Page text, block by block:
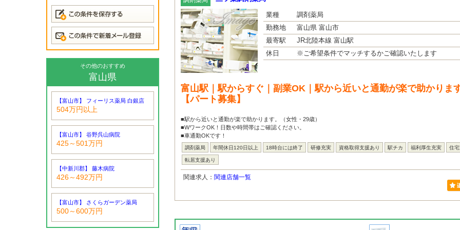
その他のおすすめ
富山県
【富山市】 フィーリス薬局 白銀店
504万円以上
【富山市】 谷野呉山病院
425～501万円
【中新川郡】 藤木病院
426～492万円
【富山市】 さくらガーデン薬局
500～600万円
業種
調剤薬局
勤務地
富山県 富山市
最寄駅
JR北陸本線 富山駅
休日
※ご希望条件でマッチするかご確認いたします
富山駅｜駅からすぐ｜副業OK｜駅から近いと通勤が楽で助かりま
【パート募集】
■駅から近いと通勤が楽で助かります。（女性・29歳）
■WワークOK！日数や時間帯はご確認ください。
■車通勤OKです！
調剤薬局 年間休日120日以上 18時台には終了 研修充実 資格取得支援あり 駅チカ 福利厚生充実 住
転居支援あり
関連求人： 関連店舗一覧